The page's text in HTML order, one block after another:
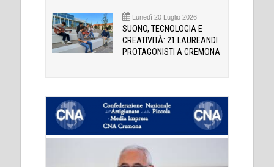
Lunedì 20 Luglio 2026
SUONO, TECNOLOGIA E
CREATIVITÀ: 21 LAUREANDI
PROTAGONISTI A CREMONA